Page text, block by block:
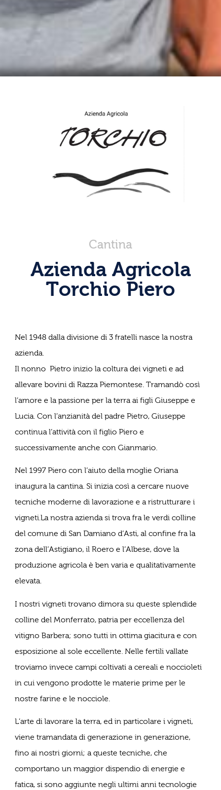
Cantina
Azienda Agricola
Torchio Piero
Nel 1948 dalla divisione di 3 fratelli nasce la nostra
azienda.
Il nonno Pietro inizio la coltura dei vigneti e ad
allevare bovini di Razza Piemontese. Tramandò così
l’amore e la passione per la terra ai figli Giuseppe e
Lucia. Con l’anzianità del padre Pietro, Giuseppe
continua l’attività con il figlio Piero e
successivamente anche con Gianmario.
Nel 1997 Piero con l’aiuto della moglie Oriana
inaugura la cantina. Si inizia così a cercare nuove
tecniche moderne di lavorazione e a ristrutturare i
vigneti.La nostra azienda si trova fra le verdi colline
del comune di San Damiano d’Asti, al confine fra la
zona dell’Astigiano, il Roero e l’Albese, dove la
produzione agricola è ben varia e qualitativamente
elevata.
I nostri vigneti trovano dimora su queste splendide
colline del Monferrato, patria per eccellenza del
vitigno Barbera; sono tutti in ottima giacitura e con
esposizione al sole eccellente. Nelle fertili vallate
troviamo invece campi coltivati a cereali e noccioleti
in cui vengono prodotte le materie prime per le
nostre farine e le nocciole.
L’arte di lavorare la terra, ed in particolare i vigneti,
viene tramandata di generazione in generazione,
fino ai nostri giorni; a queste tecniche, che
comportano un maggior dispendio di energie e
fatica, si sono aggiunte negli ultimi anni tecnologie